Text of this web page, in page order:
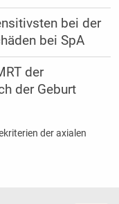
bei der
bei SpA
der
der Geburt
der axialen